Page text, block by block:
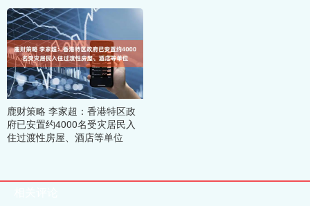
鹿财策略 李家超：香港特区政
府已安置约4000名受灾居民入
住过渡性房屋、酒店等单位